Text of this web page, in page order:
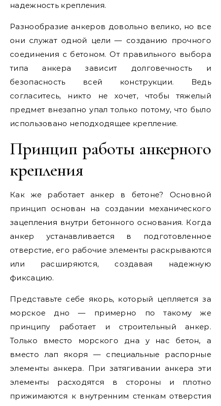
надежность крепления.
Разнообразие анкеров довольно велико, но все
они служат одной цели — созданию прочного
соединения с бетоном. От правильного выбора
типа анкера зависит долговечность и
безопасность всей конструкции. Ведь
согласитесь, никто не хочет, чтобы тяжелый
предмет внезапно упал только потому, что было
использовано неподходящее крепление.
Принцип работы анкерного
крепления
Как же работает анкер в бетоне? Основной
принцип основан на создании механического
зацепления внутри бетонного основания. Когда
анкер устанавливается в подготовленное
отверстие, его рабочие элементы раскрываются
или расширяются, создавая надежную
фиксацию.
Представьте себе якорь, который цепляется за
морское дно — примерно по такому же
принципу работает и строительный анкер.
Только вместо морского дна у нас бетон, а
вместо лап якоря — специальные распорные
элементы анкера. При затягивании анкера эти
элементы расходятся в стороны и плотно
прижимаются к внутренним стенкам отверстия